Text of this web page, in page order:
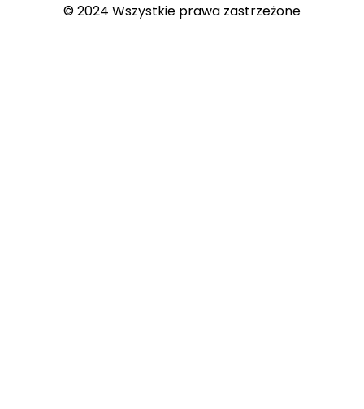
© 2024 Wszystkie prawa zastrzeżone